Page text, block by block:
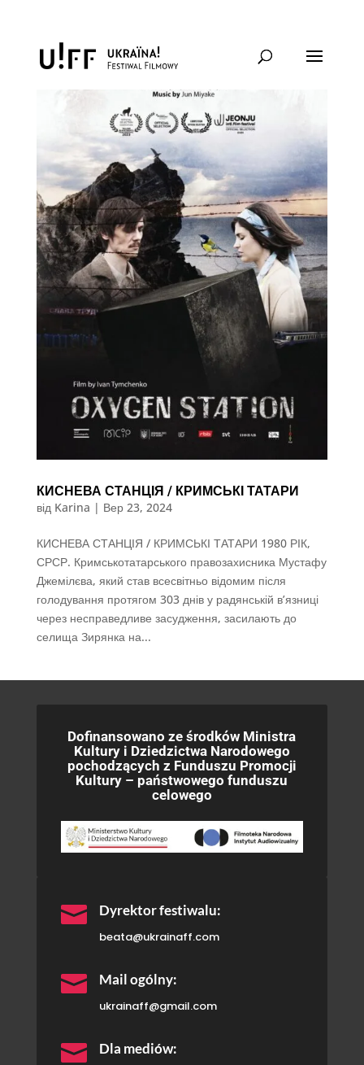
КИСНЕВА СТАНЦІЯ / КРИМСЬКІ ТАТАРИ
від Karina | Вер 23, 2024
КИСНЕВА СТАНЦІЯ / КРИМСЬКІ ТАТАРИ 1980 РІК,
СРСР. Кримськотатарського правозахисника Мустафу
Джемілєва, який став всесвітньо відомим після
голодування протягом 303 днів у радянській в’язниці
через несправедливе засудження, засилають до
селища Зирянка на...
Dofinansowano ze środków Ministra
Kultury i Dziedzictwa Narodowego
pochodzących z Funduszu Promocji
Kultury – państwowego funduszu
celowego
 Dyrektor festiwalu:
beata@ukrainaff.com
 Mail ogólny:
ukrainaff@gmail.com
 Dla mediów: